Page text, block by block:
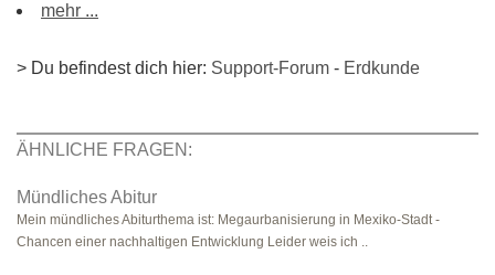
mehr ...
> Du befindest dich hier: Support-Forum - Erdkunde
ÄHNLICHE FRAGEN:
Mündliches Abitur
Mein mündliches Abiturthema ist: Megaurbanisierung in Mexiko-Stadt -
Chancen einer nachhaltigen Entwicklung Leider weis ich ..